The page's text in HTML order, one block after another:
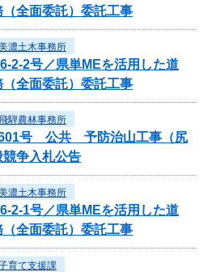
全面委託）委託工事
濃土木事務所
2-2号／県単MEを活用した道
全面委託）委託工事
騨農林事務所
号 公共 予防治山工事（尻
争入札公告
濃土木事務所
2-1号／県単MEを活用した道
全面委託）委託工事
育て支援課